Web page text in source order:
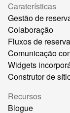
Caraterísticas
Gestão de
Colaboração
Fluxos de
Comunicação
Widgets
Construtor de
Recursos
Blogue